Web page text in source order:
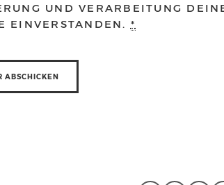
UND VERARBEITUNG
EINVERSTANDEN. *